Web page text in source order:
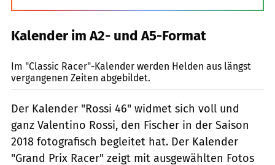
Kalender im A2- und A5-Format
Im "Classic Racer"-Kalender werden Helden aus längst
vergangenen Zeiten abgebildet.
Der Kalender "Rossi 46" widmet sich voll und
ganz Valentino Rossi, den Fischer in der Saison
2018 fotografisch begleitet hat. Der Kalender
"Grand Prix Racer" zeigt mit ausgewählten Fotos